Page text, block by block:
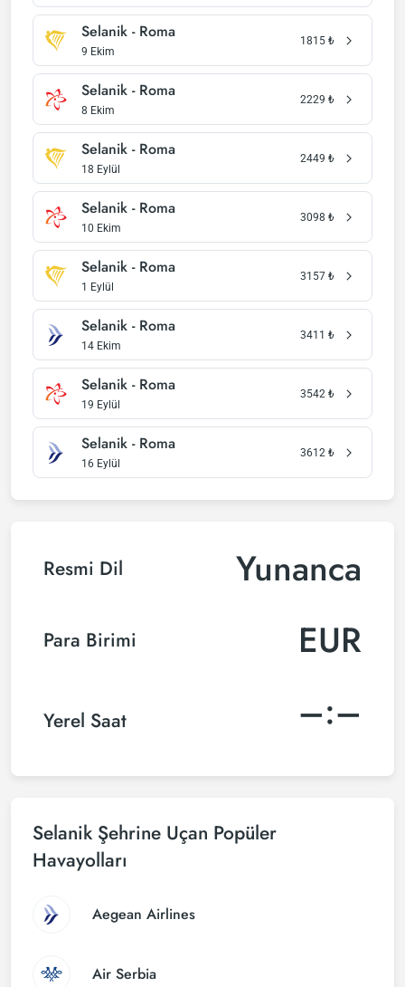
Selanik - Roma
9 Ekim
1815 ₺
Selanik - Roma
8 Ekim
2229 ₺
Selanik - Roma
18 Eylül
2449 ₺
Selanik - Roma
10 Ekim
3098 ₺
Selanik - Roma
1 Eylül
3157 ₺
Selanik - Roma
14 Ekim
3411 ₺
Selanik - Roma
19 Eylül
3542 ₺
Selanik - Roma
16 Eylül
3612 ₺
Resmi Dil Yunanca
Para Birimi EUR
Yerel Saat –:–
Selanik Şehrine Uçan Popüler
Havayolları
Aegean Airlines
Air Serbia